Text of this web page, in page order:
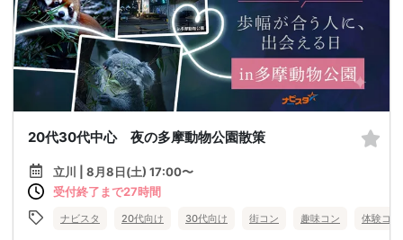
20代30代中心 夜の多摩動物公園散策
立川 | 8月8日(土) 17:00〜
受付終了まで27時間
ナビスタ 20代向け 30代向け 街コン 趣味コン 体験コン